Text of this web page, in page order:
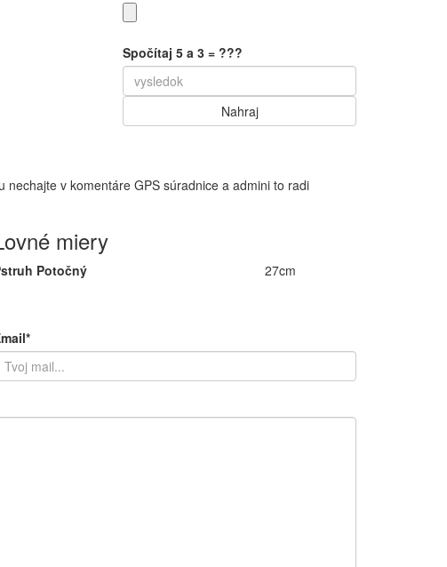
Spočítaj 5 a 3 = ???
v komentáre GPS súradnice a admini to radi
miery
Potočný 27cm